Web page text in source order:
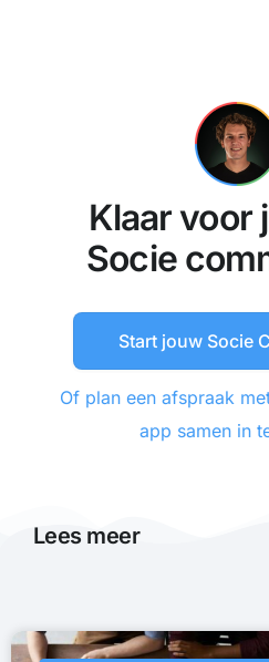
Klaar voor
Socie
Start jouw Socie
Of plan een afspraak
app samen in
Lees meer